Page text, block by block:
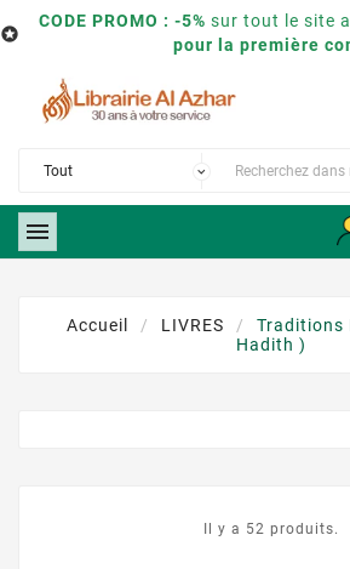

CODE PROMO : -5% sur tout le site
pour la première

Accueil LIVRES
Traditions
Hadith )
Il y a 52 produits.